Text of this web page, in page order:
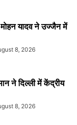
यादव ने उज्जैन में
8, 2026
ने दिल्ली में केंद्रीय
8, 2026